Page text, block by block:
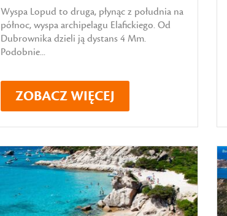
Wyspa Lopud to druga, płynąc z południa na
północ, wyspa archipelagu Elafickiego. Od
Dubrownika dzieli ją dystans 4 Mm.
Podobnie...
ZOBACZ WIĘCEJ